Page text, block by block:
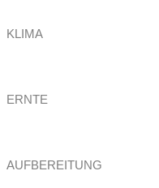
KLIMA
ERNTE
AUFBEREITUNG